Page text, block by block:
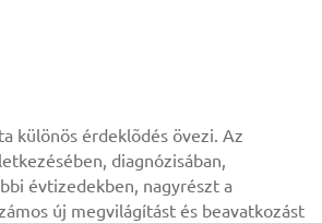
különös érdeklõdés övezi. Az
diagnózisában,
évtizedekben, nagyrészt a
új megvilágítást és beavatkozást